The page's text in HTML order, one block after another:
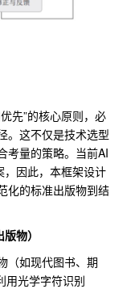
先”的核心原则，必
。这不仅是技术选型
考量的策略。当前AI
，因此，本框架设计
化的标准出版物到结
物）
（如现代图书、期
用光学字符识别